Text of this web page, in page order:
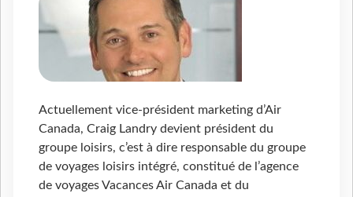
Actuellement vice-président marketing d’Air
Canada, Craig Landry devient président du
groupe loisirs, c’est à dire responsable du groupe
de voyages loisirs intégré, constitué de l’agence
de voyages Vacances Air Canada et du